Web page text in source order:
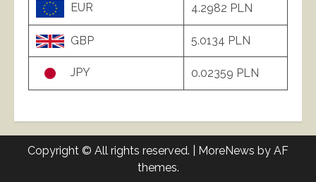
EUR 4.2982 PLN
GBP 5.0134 PLN
JPY 0.02359 PLN
Copyright © All rights reserved. MoreNews by AF
themes.